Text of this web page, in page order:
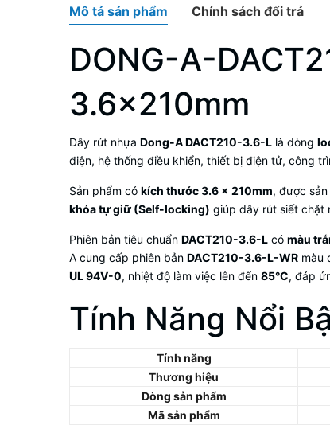
Mô tả sản phẩm Chính sách đổi trả
DONG-A-
3.6x210mm
Dây rút nhựa Dong-A DACT210-3.6-L là dòng
điện, hệ thống điều khiển, thiết bị điện tử, công
Sản phẩm có kích thước 3.6 × 210mm, được
khóa tự giữ (Self-locking) giúp dây rút siết chặt
Phiên bản tiêu chuẩn DACT210-3.6-L có màu
A cung cấp phiên bản DACT210-3.6-L-WR màu
UL 94V-0, nhiệt độ làm việc lên đến 85°C, đáp
Tính Năng Nổi
Tính năng
Thương hiệu
Dòng sản phẩm
Mã sản phẩm